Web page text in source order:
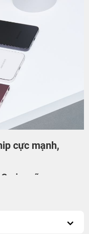
cực mạnh,
cũ
các vết trầy xước,
xước nhỏ thường